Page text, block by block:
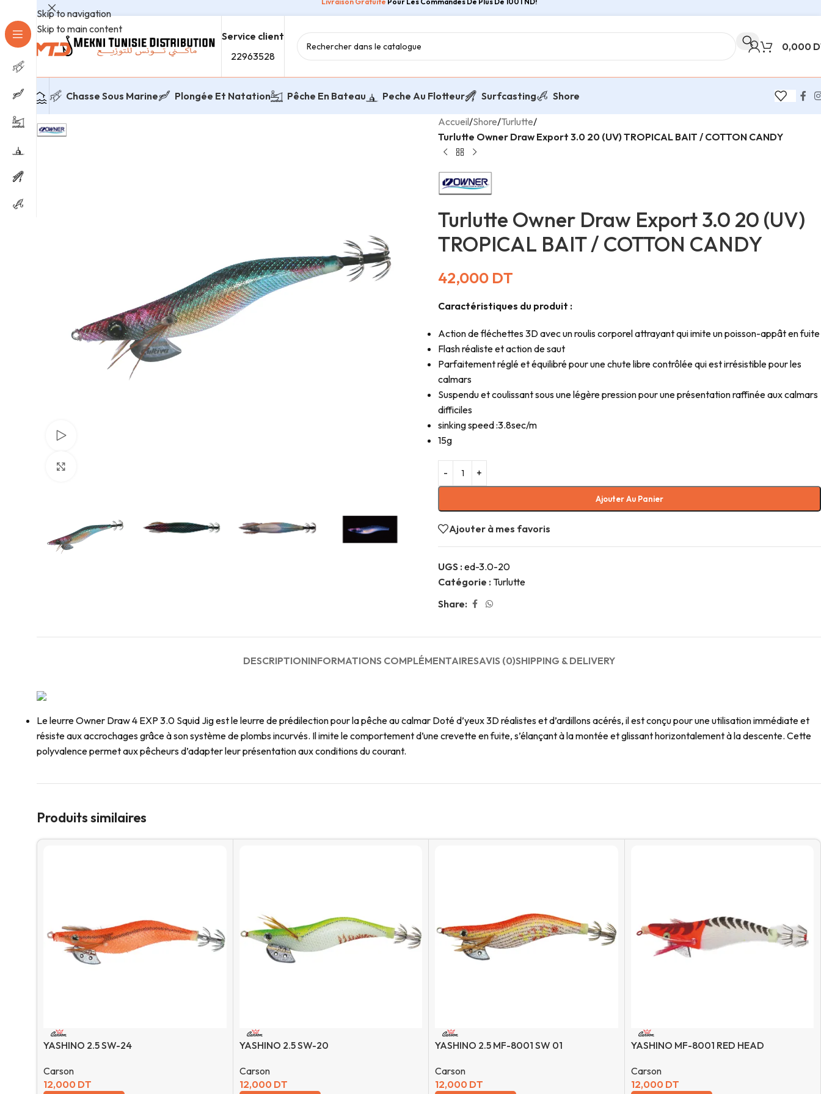
Skip to navigation
Skip to main content
Service client
22963528
0,000
Chasse Sous Marine Plongée Et Natation Pêche En Bateau Peche Au Flotteur Surfcasting Shore
Accueil/Shore/Turlutte/
Turlutte Owner Draw Export 3.0 20 (UV) TROPICAL BAIT / COTTON CANDY
Turlutte Owner Draw Export 3.0 20 (UV)
TROPICAL BAIT / COTTON CANDY
42,000 DT
Caractéristiques du produit :
Action de fléchettes 3D avec un roulis corporel attrayant qui imite un poisson-appât en fuite
Flash réaliste et action de saut
Parfaitement réglé et équilibré pour une chute libre contrôlée qui est irrésistible pour les
calmars
Suspendu et coulissant sous une légère pression pour une présentation raffinée aux calmars
difficiles
sinking speed :3.8sec/m
15g
Ajouter Au Panier
Ajouter à mes favoris
UGS : ed-3.0-20
Catégorie : Turlutte
Share:
DESCRIPTIONINFORMATIONS COMPLÉMENTAIRESAVIS (0)SHIPPING & DELIVERY
Le leurre Owner Draw 4 EXP 3.0 Squid Jig est le leurre de prédilection pour la pêche au calmar Doté d’yeux 3D réalistes et d’ardillons acérés, il est conçu pour une utilisation immédiate et
résiste aux accrochages grâce à son système de plombs incurvés. Il imite le comportement d’une crevette en fuite, s’élançant à la montée et glissant horizontalement à la descente. Cette
polyvalence permet aux pêcheurs d’adapter leur présentation aux conditions du courant.
Produits similaires
YASHINO 2.5 SW-24
Carson
12,000 DT
YASHINO 2.5 SW-20
Carson
12,000 DT
YASHINO 2.5 MF-8001 SW 01
Carson
12,000 DT
YASHINO MF-8001 RED HEAD
Carson
12,000 DT